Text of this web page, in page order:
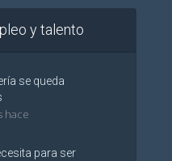
y talento
se queda
hace
para ser